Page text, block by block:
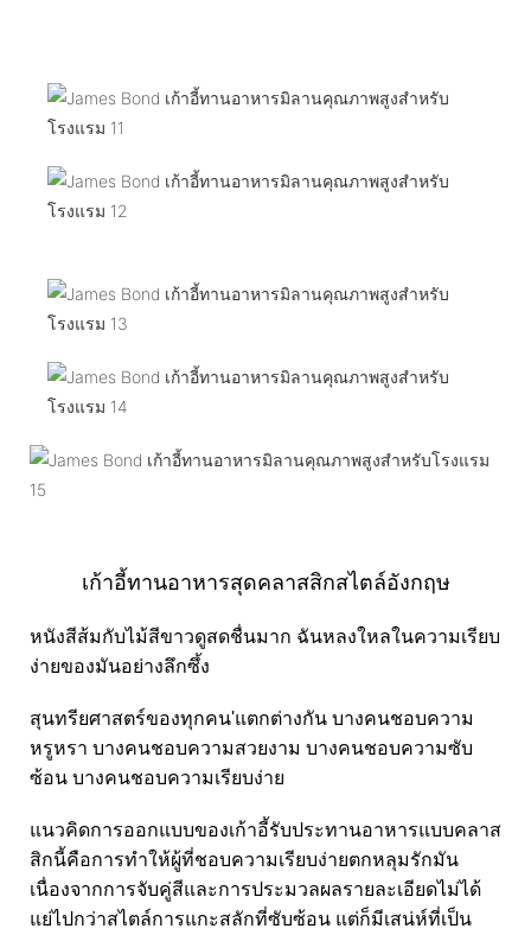
เก้าอี้ทานอาหารสุดคลาสสิกสไตล์อังกฤษ
หนังสีส้มกับไม้สีขาวดูสดชื่นมาก ฉันหลงใหลในความเรียบ
ง่ายของมันอย่างลึกซึ้ง
สุนทรียศาสตร์ของทุกคน'แตกต่างกัน บางคนชอบความ
หรูหรา บางคนชอบความสวยงาม บางคนชอบความซับ
ซ้อน บางคนชอบความเรียบง่าย
แนวคิดการออกแบบของเก้าอี้รับประทานอาหารแบบคลาส
สิกนี้คือการทำให้ผู้ที่ชอบความเรียบง่ายตกหลุมรักมัน
เนื่องจากการจับคู่สีและการประมวลผลรายละเอียดไม่ได้
แย่ไปกว่าสไตล์การแกะสลักที่ซับซ้อน แต่ก็มีเสน่ห์ที่เป็น